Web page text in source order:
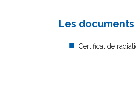
Les
Certificat de